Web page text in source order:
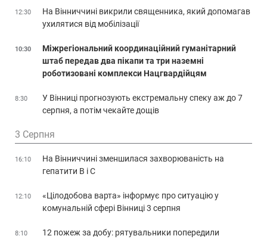
12:30
На Вінниччині викрили священника, який допомагав
ухилятися від мобілізації
10:30
Міжрегіональний координаційний гуманітарний
штаб передав два пікапи та три наземні
роботизовані комплекси Нацгвардійцям
8:30
У Вінниці прогнозують екстремальну спеку аж до 7
серпня, а потім чекайте дощів
3 Серпня
16:10
На Вінниччині зменшилася захворюваність на
гепатити В і С
12:10
«Цілодобова варта» інформує про ситуацію у
комунальній сфері Вінниці 3 серпня
8:10
12 пожеж за добу: рятувальники попередили